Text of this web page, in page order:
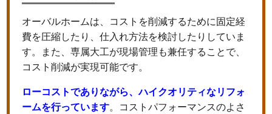
オーバルホームは、コストを削減するために固定経
費を圧縮したり、仕入れ方法を検討したりしていま
す。また、専属大工が現場管理も兼任することで、
コスト削減が実現可能です。
ローコストでありながら、ハイクオリティなリフォ
ームを行っています。コストパフォーマンスのよさ